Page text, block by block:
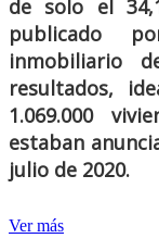
de solo el
publicado
inmobiliario
resultados,
1.069.000
estaban
julio de 2020.
Ver más